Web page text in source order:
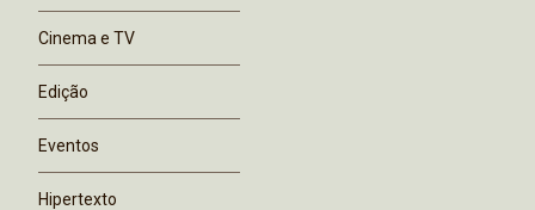
Cinema e TV
Edição
Eventos
Hipertexto